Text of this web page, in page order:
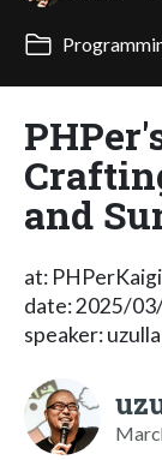
and
at:
date: 2025/
speaker: uzulla